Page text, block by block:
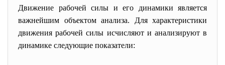
Движение рабочей силы и его динамики является
важнейшим объектом анализа. Для характеристики
движения рабочей силы исчисляют и анализируют в
динамике следующие показатели: